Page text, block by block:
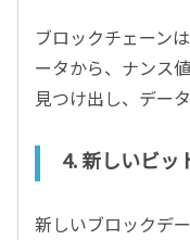
ブロックチェーン
ータから、ナンス
見つけ出し、デー
4. 新しいビッ
新しいブロックデ